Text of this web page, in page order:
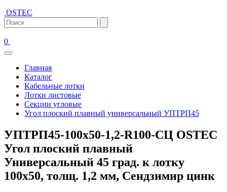
OSTEC
0
Главная
Каталог
Кабельные лотки
Лотки листовые
Секции угловые
Угол плоский плавный универсальный УПТРП45
УПТРП45-100х50-1,2-R100-СЦ OSTEC
Угол плоский плавный
Универсальный 45 град. к лотку
100х50, толщ. 1,2 мм, Сендзимир цинк